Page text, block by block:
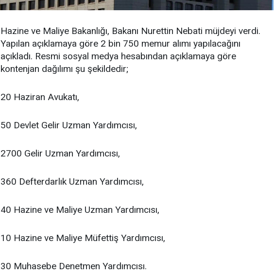
Hazine ve Maliye Bakanlığı, Bakanı Nurettin Nebati müjdeyi verdi.
Yapılan açıklamaya göre 2 bin 750 memur alımı yapılacağını
açıkladı. Resmi sosyal medya hesabından açıklamaya göre
kontenjan dağılımı şu şekildedir;
20 Haziran Avukatı,
50 Devlet Gelir Uzman Yardımcısı,
2700 Gelir Uzman Yardımcısı,
360 Defterdarlık Uzman Yardımcısı,
40 Hazine ve Maliye Uzman Yardımcısı,
10 Hazine ve Maliye Müfettiş Yardımcısı,
30 Muhasebe Denetmen Yardımcısı.